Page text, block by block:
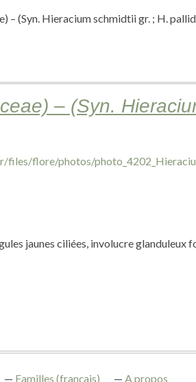
– (Syn. Hieracium schmidtii gr. ; H.
– (Syn.
jaunes ciliées, involucre glanduleux
Familles (français) A propos